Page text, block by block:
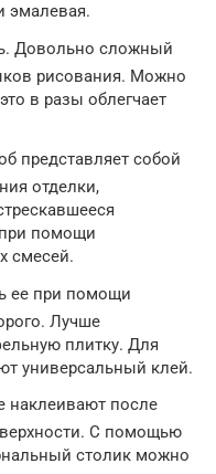
эмалевая.
Довольно сложный
рисования. Можно
в разы облегчает
представляет собой
отделки,
помощи
смесей.
ее при помощи
Лучше
плитку. Для
универсальный клей.
наклеивают после
С помощью
столик можно